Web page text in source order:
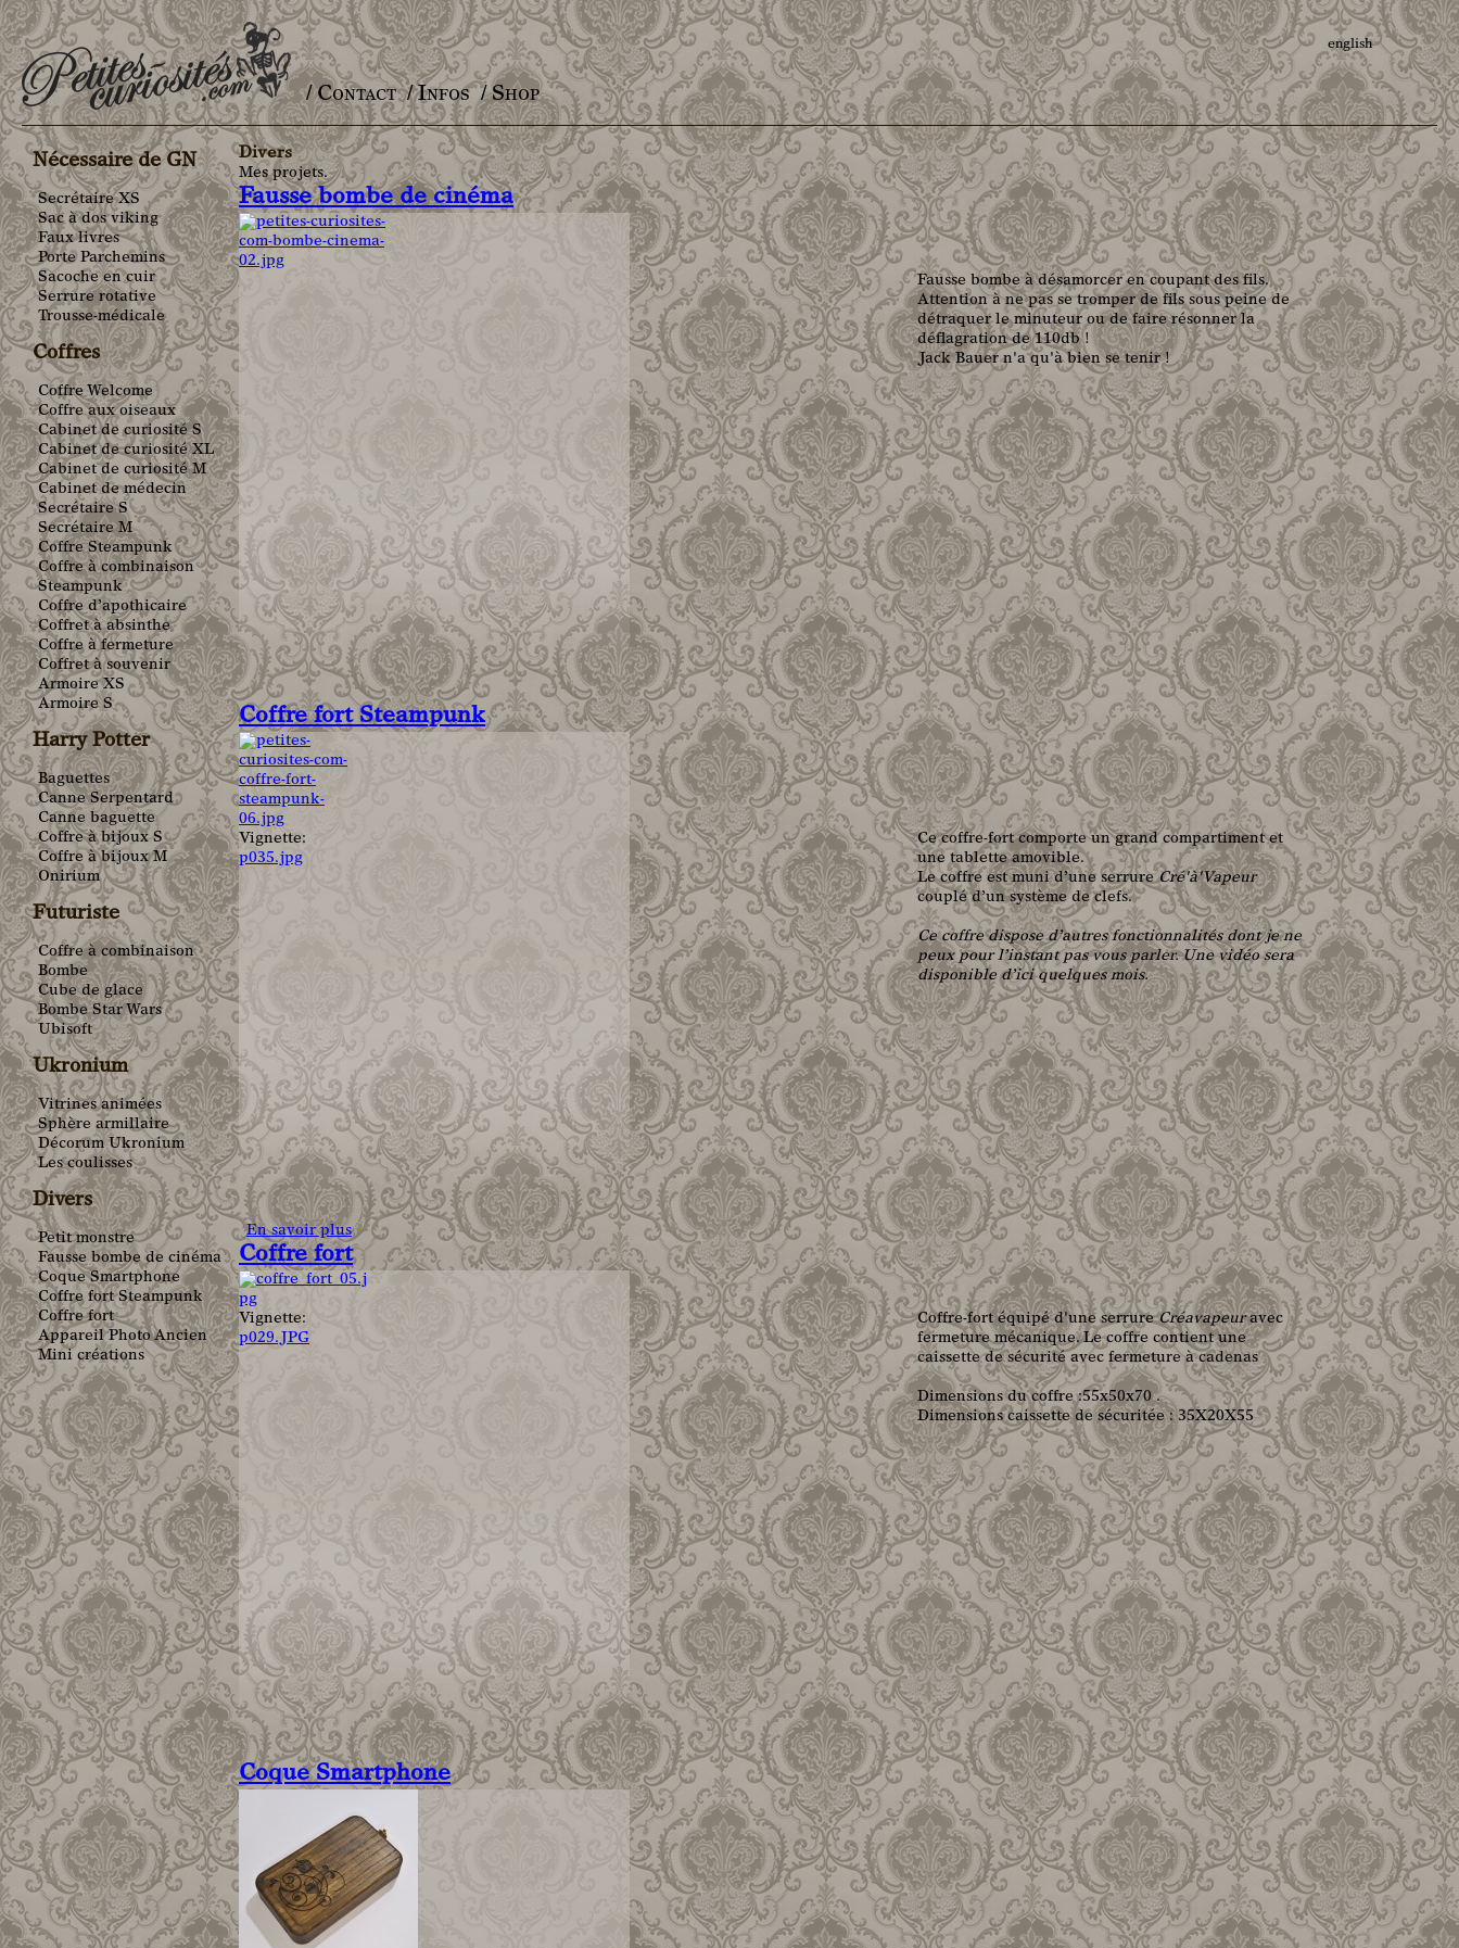
Main menu
/ Contact / Infos / Shop
english
Divers
Mes projets.
Fausse bombe de cinéma
Fausse bombe à désamorcer en coupant des fils.
Attention à ne pas se tromper de fils sous peine de
détraquer le minuteur ou de faire résonner la
déflagration de 110db !
Jack Bauer n'a qu'à bien se tenir !
Coffre fort Steampunk
Ce coffre-fort comporte un grand compartiment et
une tablette amovible.
Le coffre est muni d’une serrureCré'à'Vapeur
couplé d’un système de clefs.
Ce coffre dispose d’autres fonctionnalités dont je ne
peux pour l’instant pas vous parler. Une vidéo sera
disponible d’ici quelques mois.
Vignette:
p035.jpg
En savoir plus
Coffre fort
Coffre-fort équipé d'une serrureCréavapeuravec
fermeture mécanique. Le coffre contient une
caissette de sécurité avec fermeture à cadenas
Dimensions du coffre :55x50x70 .
Dimensions caissette de sécuritée : 35X20X55
Vignette:
p029.JPG
Coque Smartphone
Nécessaire de GN
Secrétaire XS
Sac à dos viking
Faux livres
Porte Parchemins
Sacoche en cuir
Serrure rotative
Trousse-médicale
Coffres
Coffre Welcome
Coffre aux oiseaux
Cabinet de curiosité S
Cabinet de curiosité XL
Cabinet de curiosité M
Cabinet de médecin
Secrétaire S
Secrétaire M
Coffre Steampunk
Coffre à combinaison
Steampunk
Coffre d’apothicaire
Coffret à absinthe
Coffre à fermeture
Coffret à souvenir
Armoire XS
Armoire S
Harry Potter
Baguettes
Canne Serpentard
Canne baguette
Coffre à bijoux S
Coffre à bijoux M
Onirium
Futuriste
Coffre à combinaison
Bombe
Cube de glace
Bombe Star Wars
Ubisoft
Ukronium
Vitrines animées
Sphère armillaire
Décorum Ukronium
Les coulisses
Divers
Petit monstre
Fausse bombe de cinéma
Coque Smartphone
Coffre fort Steampunk
Coffre fort
Appareil Photo Ancien
Mini créations